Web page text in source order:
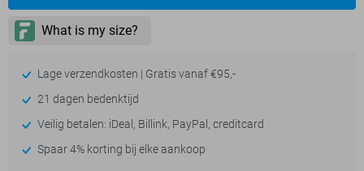
Lage verzendkosten | Gratis vanaf €95,-
21 dagen bedenktijd
Veilig betalen: iDeal, Billink, PayPal, creditcard
Spaar 4% korting bij elke aankoop